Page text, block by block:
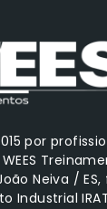
por
Neiva /
Industrial